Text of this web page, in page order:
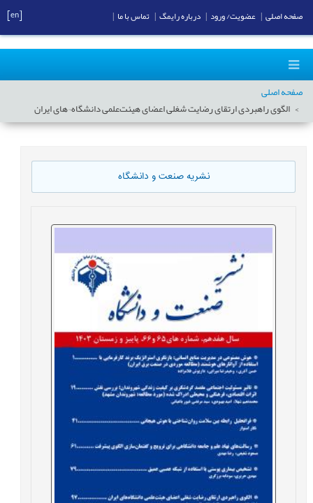
صفحه اصلی
الگوی راهبردی ارتقای رضایت شغلی اعضای هیئت‌علمی دانشگاه¬های ایران
نشریه صنعت و دانشگاه
صفحه اصلی عضویت/ ورود درباره رایمگ تماس با ما